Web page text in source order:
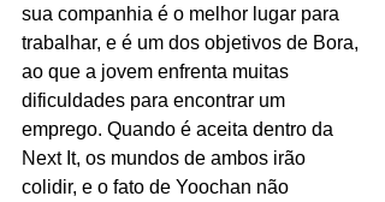
sua companhia é o melhor lugar para
trabalhar, e é um dos objetivos de Bora,
ao que a jovem enfrenta muitas
dificuldades para encontrar um
emprego. Quando é aceita dentro da
Next It, os mundos de ambos irão
colidir, e o fato de Yoochan não